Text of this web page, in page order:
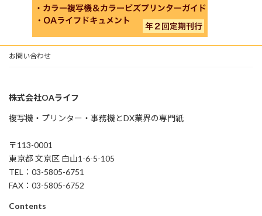
お問い合わせ
株式会社OAライフ
複写機・プリンター・事務機とDX業界の専門紙
〒113-0001
東京都 文京区 白山1-6-5-105
TEL：03-5805-6751
FAX：03-5805-6752
Contents